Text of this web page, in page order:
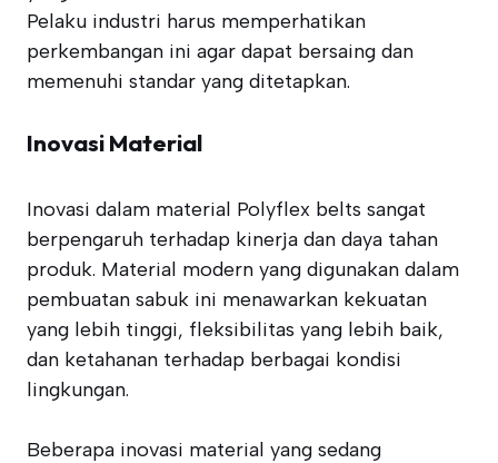
Pelaku industri harus memperhatikan
perkembangan ini agar dapat bersaing dan
memenuhi standar yang ditetapkan.
Inovasi Material
Inovasi dalam material Polyflex belts sangat
berpengaruh terhadap kinerja dan daya tahan
produk. Material modern yang digunakan dalam
pembuatan sabuk ini menawarkan kekuatan
yang lebih tinggi, fleksibilitas yang lebih baik,
dan ketahanan terhadap berbagai kondisi
lingkungan.
Beberapa inovasi material yang sedang